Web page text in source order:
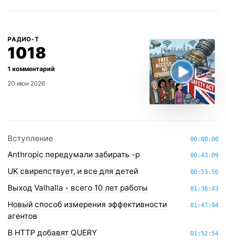
РАДИО-Т
1018
20 июн 2026
00:00:00
Вступление
00:43:09
Anthropic передумали забирать -p
00:53:56
UK свирепствует, и все для детей
01:36:43
Выход Valhalla - всего 10 лет работы
01:47:04
Новый способ измерения эффективности
агентов
01:52:54
В HTTP добавят QUERY